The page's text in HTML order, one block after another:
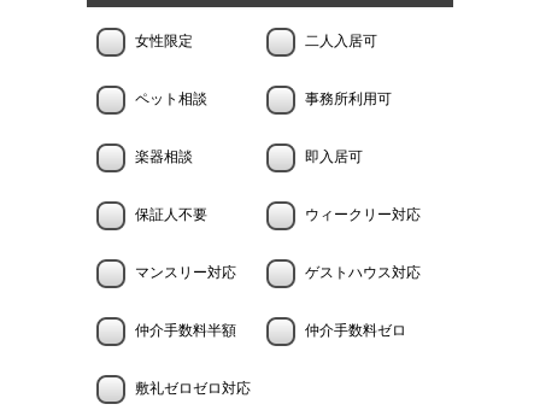
女性限定 二人入居可
ペット相談 事務所利用可
楽器相談 即入居可
保証人不要 ウィークリー対応
マンスリー対応 ゲストハウス対応
仲介手数料半額 仲介手数料ゼロ
敷礼ゼロゼロ対応